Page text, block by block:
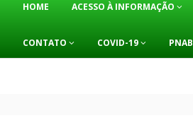
HOME ACESSO À INFORMAÇÃO
CONTATO COVID-19 PNAB